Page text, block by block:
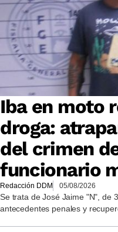
Iba en moto
droga:
del crimen
funcionario
Redacción DDM 05/08/2026
Se trata de José Jaime "N", de
antecedentes penales y